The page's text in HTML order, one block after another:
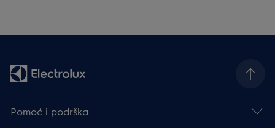
Pomoć i podrška